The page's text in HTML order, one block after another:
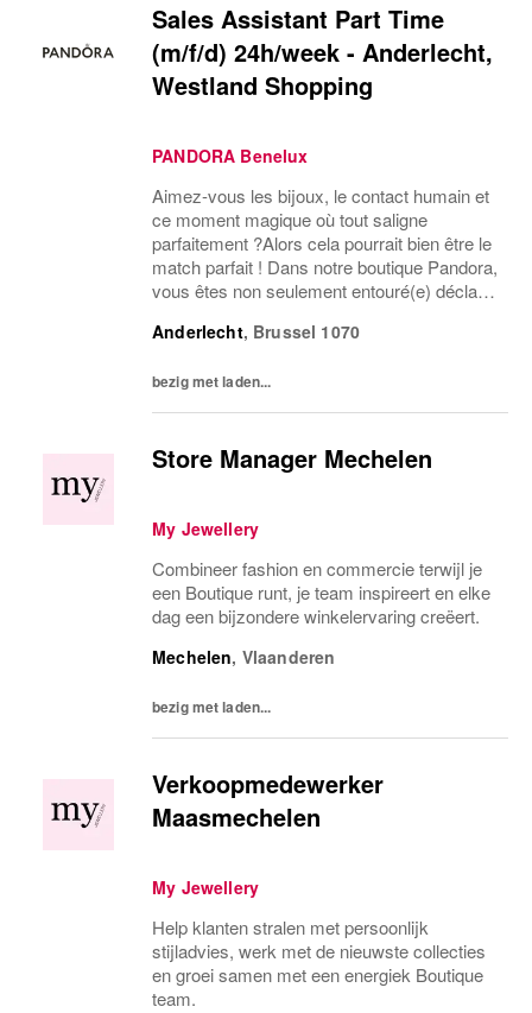
Sales Assistant Part Time
(m/f/d) 24h/week - Anderlecht,
Westland Shopping
PANDORA Benelux
Aimez-vous les bijoux, le contact humain et
ce moment magique où tout saligne
parfaitement ?Alors cela pourrait bien être le
match parfait ! Dans notre boutique Pandora,
vous êtes non seulement entouré(e) déclat,
dexpériences clients inoubliables. We...
Anderlecht, Brussel 1070
bezig met laden...
Store Manager Mechelen
My Jewellery
Combineer fashion en commercie terwijl je
een Boutique runt, je team inspireert en elke
dag een bijzondere winkelervaring creëert.
Mechelen, Vlaanderen
bezig met laden...
Verkoopmedewerker
Maasmechelen
My Jewellery
Help klanten stralen met persoonlijk
stijladvies, werk met de nieuwste collecties
en groei samen met een energiek Boutique
team.